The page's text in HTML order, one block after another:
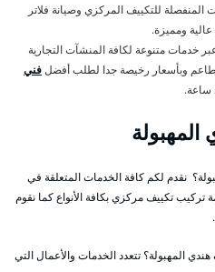
المنفصلة للتكييف المركزي وصيانة فلاتر
ومميزة.
خدمات متنوعة لكافة المنشآت التجارية
وبأسعار رخيصة جدا لطلب أفضلفني
نقدم لكم كافة الخدمات المتعلقة في
تركيب تكييف مركزي بكافة الأنواع كما نقوم
المهبولة؟ تتعدد الخدمات والأعمال التي